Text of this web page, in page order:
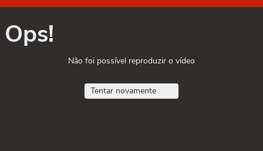
Ops!
Não foi possível reproduzir o vídeo
Tentar novamente